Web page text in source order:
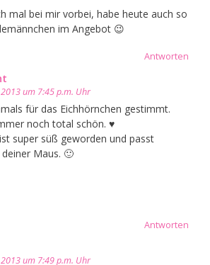
mal bei mir vorbei, habe heute auch so
im Angebot 😉
Antworten
um 7:45 p.m. Uhr
für das Eichhörnchen gestimmt.
noch total schön. ♥
super süß geworden und passt
Maus. 🙂
Antworten
um 7:49 p.m. Uhr